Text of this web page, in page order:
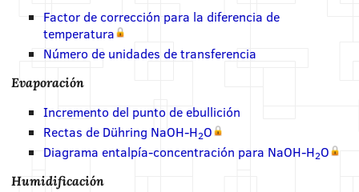
Factor de corrección para la diferencia de
temperatura
Número de unidades de transferencia
Evaporación
Incremento del punto de ebullición
Rectas de Dühring NaOH-H2O
Diagrama entalpía-concentración para NaOH-H2O
Humidificación